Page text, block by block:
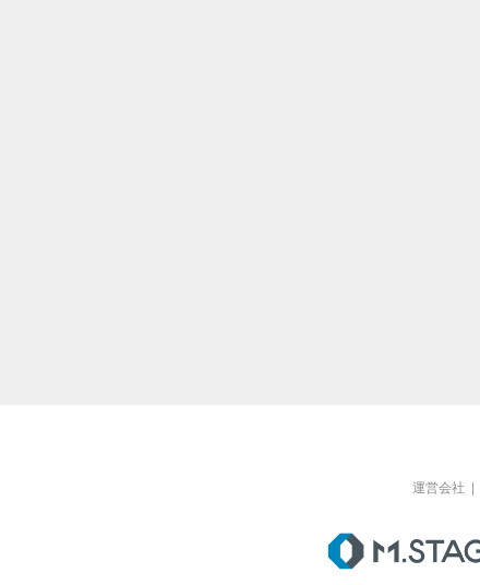
運営会社 |